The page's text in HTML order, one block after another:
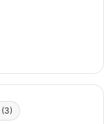
(3)